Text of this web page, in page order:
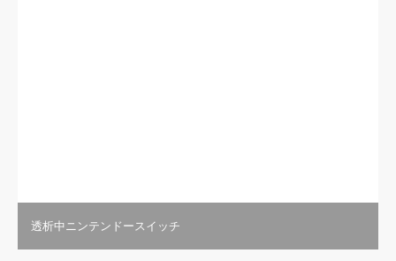
透析中ニンテンドースイッチ